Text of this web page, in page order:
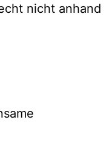
nicht anhand